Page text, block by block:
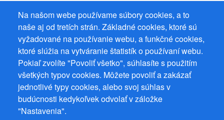
Na našom webe používame súbory cookies, a to
naše aj od tretích strán. Základné cookies, ktoré sú
vyžadované na používanie webu, a funkčné cookies,
ktoré slúžia na vytváranie štatistík o používaní webu.
Pokiaľ zvolíte "Povoliť všetko", súhlasíte s použitím
všetkých typov cookies. Môžete povoliť a zakázať
jednotlivé typy cookies, alebo svoj súhlas v
budúcnosti kedykoľvek odvolať v záložke
"Nastavenia".
Prevádzkovateľ: Mgr. Bc. Žaneta Radimecká, MBA, Ostrov 256, 561
22 Ostrov, IČ 08993033, DIČ CZ9161263958
© 2026PuzzleWebss.r.o.